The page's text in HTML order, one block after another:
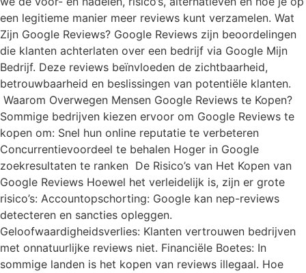
een legitieme manier meer reviews kunt verzamelen. Wat
Zijn Google Reviews? Google Reviews zijn beoordelingen
die klanten achterlaten over een bedrijf via Google Mijn
Bedrijf. Deze reviews beïnvloeden de zichtbaarheid,
betrouwbaarheid en beslissingen van potentiële klanten.
Waarom Overwegen Mensen Google Reviews te Kopen?
Sommige bedrijven kiezen ervoor om Google Reviews te
kopen om: Snel hun online reputatie te verbeteren
Concurrentievoordeel te behalen Hoger in Google
zoekresultaten te ranken De Risico’s van Het Kopen van
Google Reviews Hoewel het verleidelijk is, zijn er grote
risico’s: Accountopschorting: Google kan nep-reviews
detecteren en sancties opleggen.
Geloofwaardigheidsverlies: Klanten vertrouwen bedrijven
met onnatuurlijke reviews niet. Financiële Boetes: In
sommige landen is het kopen van reviews illegaal. Hoe